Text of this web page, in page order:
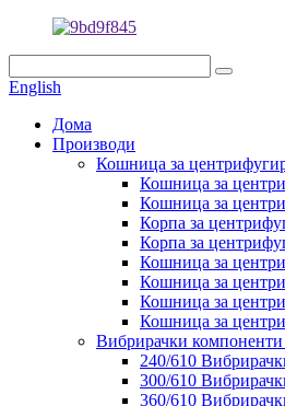
English
Дома
Производи
Кошница за
Кошница за
Кошница за
Корпа за
Корпа за
Кошница за
Кошница за
Кошница за
Кошница за
Вибрирачки компоненти
240/610
300/610
360/610